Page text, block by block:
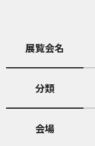
展覧会名
分類
会場